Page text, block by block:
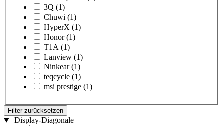
3Q (1)
Chuwi (1)
HyperX (1)
Honor (1)
T1A (1)
Lanview (1)
Ninkear (1)
teqcycle (1)
msi prestige (1)
Filter zurücksetzen
Display-Diagonale